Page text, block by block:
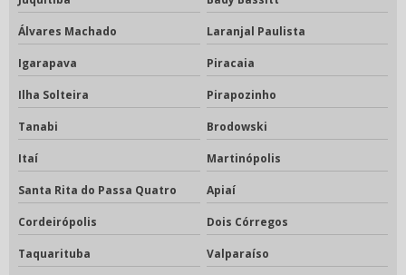
Álvares Machado Laranjal Paulista
Igarapava Piracaia
Ilha Solteira Pirapozinho
Tanabi Brodowski
Itaí Martinópolis
Santa Rita do Passa Quatro Apiaí
Cordeirópolis Dois Córregos
Taquarituba Valparaíso